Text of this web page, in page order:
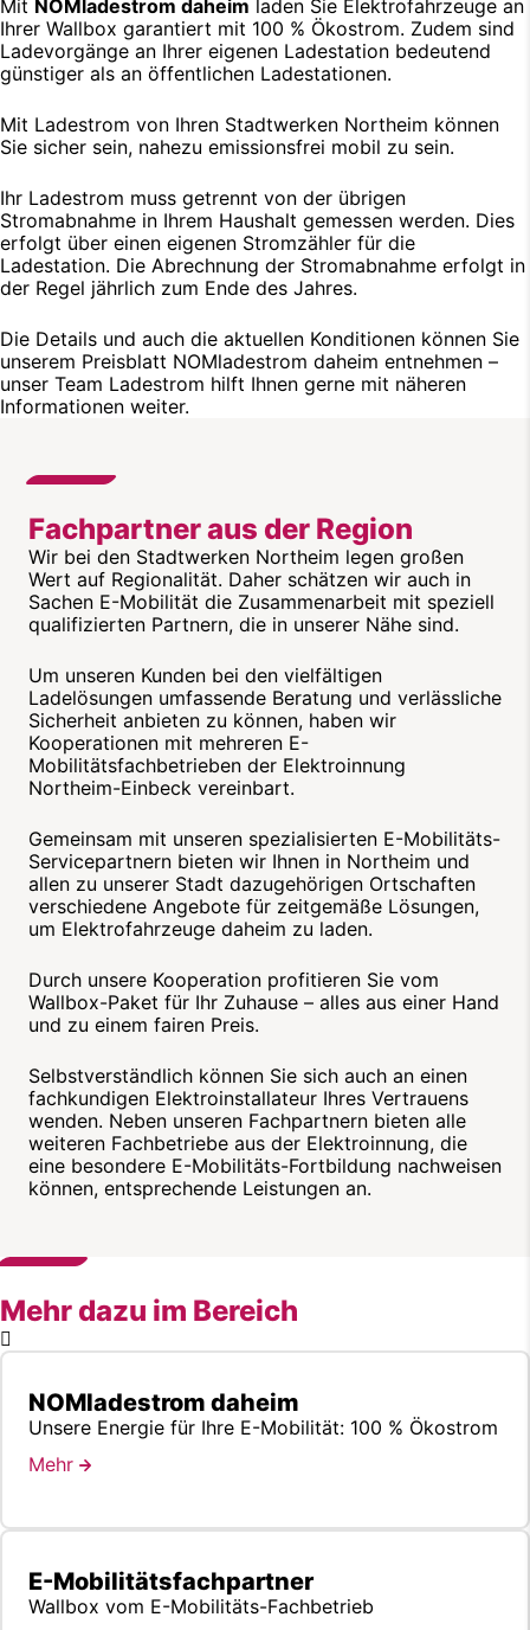
Mit NOMladestrom daheim laden Sie Elektrofahrzeuge an
Ihrer Wallbox garantiert mit 100 % Ökostrom. Zudem sind
Ladevorgänge an Ihrer eigenen Ladestation bedeutend
günstiger als an öffentlichen Ladestationen.
Mit Ladestrom von Ihren Stadtwerken Northeim können
Sie sicher sein, nahezu emissionsfrei mobil zu sein.
Ihr Ladestrom muss getrennt von der übrigen
Stromabnahme in Ihrem Haushalt gemessen werden. Dies
erfolgt über einen eigenen Stromzähler für die
Ladestation. Die Abrechnung der Stromabnahme erfolgt in
der Regel jährlich zum Ende des Jahres.
Die Details und auch die aktuellen Konditionen können Sie
unserem Preisblatt NOMladestrom daheim entnehmen –
unser Team Ladestrom hilft Ihnen gerne mit näheren
Informationen weiter.
Fachpartner aus der Region
Wir bei den Stadtwerken Northeim legen großen
Wert auf Regionalität. Daher schätzen wir auch in
Sachen E-Mobilität die Zusammenarbeit mit speziell
qualifizierten Partnern, die in unserer Nähe sind.
Um unseren Kunden bei den vielfältigen
Ladelösungen umfassende Beratung und verlässliche
Sicherheit anbieten zu können, haben wir
Kooperationen mit mehreren E-
Mobilitätsfachbetrieben der Elektroinnung
Northeim-Einbeck vereinbart.
Gemeinsam mit unseren spezialisierten E-Mobilitäts-
Servicepartnern bieten wir Ihnen in Northeim und
allen zu unserer Stadt dazugehörigen Ortschaften
verschiedene Angebote für zeitgemäße Lösungen,
um Elektrofahrzeuge daheim zu laden.
Durch unsere Kooperation profitieren Sie vom
Wallbox-Paket für Ihr Zuhause – alles aus einer Hand
und zu einem fairen Preis.
Selbstverständlich können Sie sich auch an einen
fachkundigen Elektroinstallateur Ihres Vertrauens
wenden. Neben unseren Fachpartnern bieten alle
weiteren Fachbetriebe aus der Elektroinnung, die
eine besondere E-Mobilitäts-Fortbildung nachweisen
können, entsprechende Leistungen an.
Mehr dazu im Bereich
NOMladestrom daheim
Unsere Energie für Ihre E-Mobilität: 100 % Ökostrom
Mehr
E-Mobilitätsfachpartner
Wallbox vom E-Mobilitäts-Fachbetrieb